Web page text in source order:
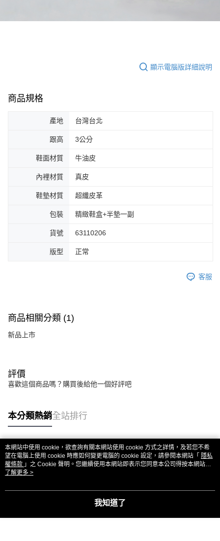
顯示電腦版詳細說明
商品規格
產地 台灣台北
跟高 3公分
鞋面材質 牛油皮
內裡材質 真皮
鞋墊材質 超纖皮革
包裝 精緻鞋盒+半墊一副
貨號 63110206
版型 正常
客服
商品相關分類 (1)
新品上市
評價
喜歡這個商品嗎？購買後給他一個好評吧
本分類熱銷全站排行
熱門標籤
本網站中使用 cookie，欲查詢有關本網站使用 cookie 方式之詳情，及若您不希
望在電腦上使用 cookie 時應如何變更電腦的 cookie 設定，請參閱本網站「 隱私
權條款 」之 Cookie 聲明。您繼續使用本網站即表示您同意本公司得按本網站使
用條款之 Cookie 聲明使用 cookie。
了解更多 >
我知道了